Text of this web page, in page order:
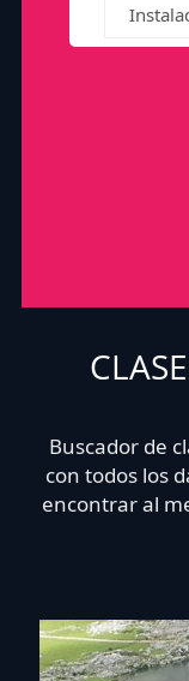
Buscador de
con todos los
encontrar al